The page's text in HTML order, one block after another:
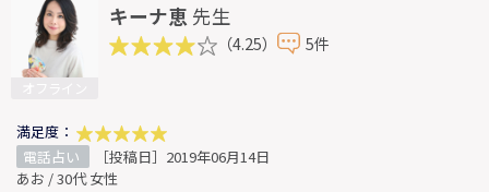
キーナ恵 先生
（4.25） 5件
満足度：
電話占い
［投稿日］2019年06月14日
あお / 30代 女性